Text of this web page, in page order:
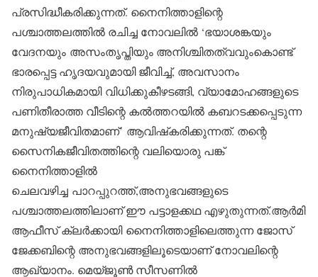
പ്രസിദ്ധീകരിക്കുന്നത്. നൈനിത്താളിന്റെ
പശ്ചാത്തലത്തില്‍ രചിച്ച നോവലില്‍ ‘ഭയാശങ്കയും
വേദനയും അസംതൃപ്തിയും അനിശ്ചിതത്വവുംകൊണ്ട്
ഭാരപ്പെട്ട ഹൃദയവുമായി ജീവിച്ച്, അവസാനം
നിരുപാധികമായി വിധിക്കുകീഴടങ്ങി, വ്യാമോഹങ്ങളുടെ
പണിതീരാത്ത വീടിന്റെ കല്‍ത്തറയില്‍ കബറടക്കപ്പെടുന്ന
മനുഷ്യജീവിതമാണ്’ ആവിഷ്‌കരിക്കുന്നത്. തന്റെ
സൈനികജീവിതത്തിന്റെ വലിയൊരു പങ്ക്
നൈനിത്താളില്‍
ചെലവഴിച്ച പാറപ്പുറത്ത്,അനുഭവങ്ങളുടെ
പശ്ചാത്തലത്തിലാണ് ഈ പട്ടാളക്കഥ എഴുതുന്നത്.ആര്‍മി
ആഫീസ് ക്ലര്‍ക്കായി നൈനിത്താളിലെത്തുന്ന ജോസ്
ജേക്കബിന്റെ അനുഭവങ്ങളിലൂടെയാണ് നോവലിന്റെ
ആഖ്യാനം. മെയ്ജൂണ്‍ സീസണില്‍